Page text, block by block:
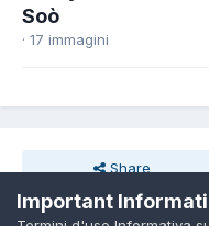
Soò
· 17 immagini
Share
Important